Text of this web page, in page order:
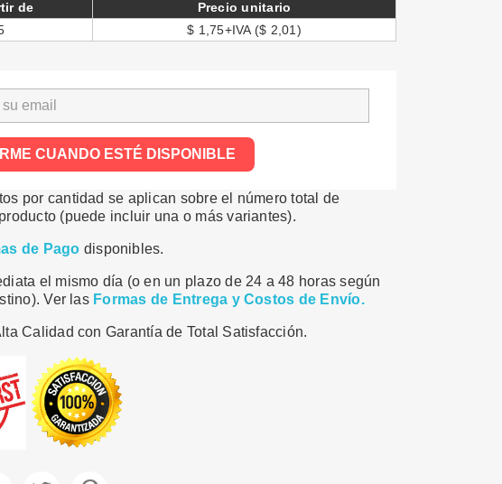
de
Precio unitario
$ 1,75+IVA ($ 2,01)
CUANDO ESTÉ DISPONIBLE
por cantidad se aplican sobre el número total de
(puede incluir una o más variantes).
de Pago disponibles.
el mismo día (o en un plazo de 24 a 48 horas según
Ver las Formas de Entrega y Costos de Envío.
Calidad con Garantía de Total Satisfacción.